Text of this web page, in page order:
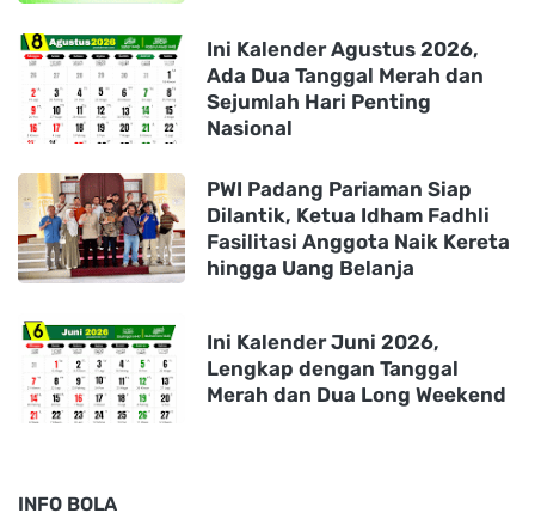
Ini Kalender Agustus 2026,
Ada Dua Tanggal Merah dan
Sejumlah Hari Penting
Nasional
PWI Padang Pariaman Siap
Dilantik, Ketua Idham Fadhli
Fasilitasi Anggota Naik Kereta
hingga Uang Belanja
Ini Kalender Juni 2026,
Lengkap dengan Tanggal
Merah dan Dua Long Weekend
INFO BOLA